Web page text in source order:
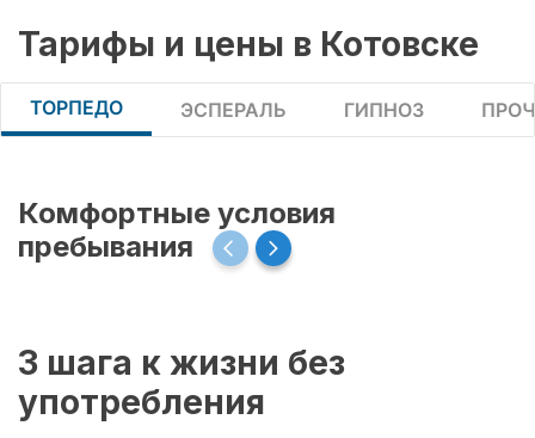
Тарифы и цены в Котовске
ТОРПЕДО ЭСПЕРАЛЬ ГИПНОЗ
Комфортные условия
пребывания
3 шага к жизни без
употребления